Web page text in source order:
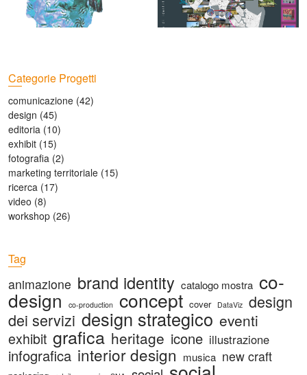
Categorie Progetti
comunicazione (42)
design (45)
editoria (10)
exhibit (15)
fotografia (2)
marketing territoriale (15)
ricerca (17)
video (8)
workshop (26)
Tag
animazione brand identity catalogo mostra co-
design co-production concept cover DataViz design
dei servizi design strategico eventi
exhibit grafica heritage icone illustrazione
infografica interior design musica new craft